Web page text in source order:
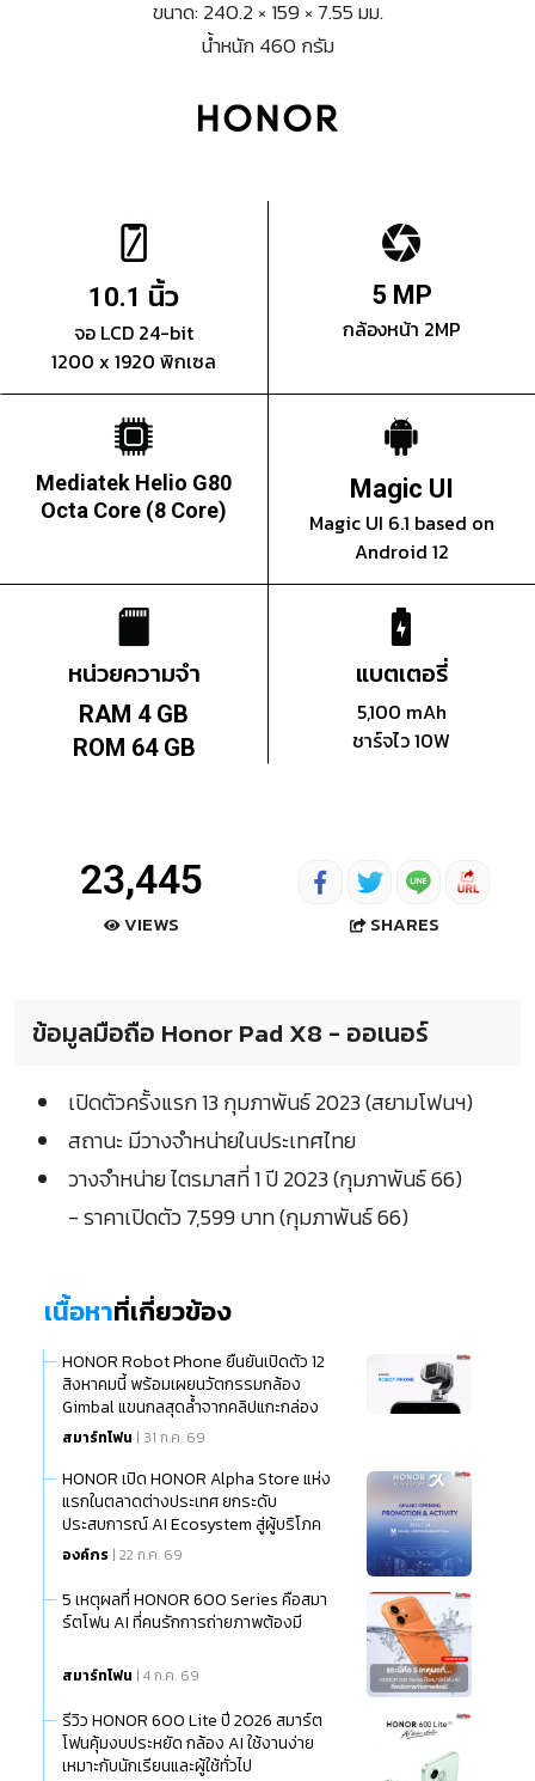
ขนาด: 240.2 × 159 × 7.55 มม.
น้ำหนัก 460 กรัม
10.1 นิ้ว
จอ LCD 24-bit
1200 x 1920 พิกเซล
5 MP
กล้องหน้า 2MP
Mediatek Helio G80
Octa Core (8 Core)
Magic UI
Magic UI 6.1 based on
Android 12
หน่วยความจำ
RAM 4 GB
ROM 64 GB
แบตเตอรี่
5,100 mAh
ชาร์จไว 10W
23,445
VIEWS SHARES
ข้อมูลมือถือ Honor Pad X8 - ออเนอร์
เปิดตัวครั้งแรก 13 กุมภาพันธ์ 2023 (สยามโฟนฯ)
สถานะ มีวางจำหน่ายในประเทศไทย
วางจำหน่าย ไตรมาสที่ 1 ปี 2023 (กุมภาพันธ์ 66)
- ราคาเปิดตัว 7,599 บาท (กุมภาพันธ์ 66)
เนื้อหาที่เกี่ยวข้อง
HONOR Robot Phone ยืนยันเปิดตัว 12
สิงหาคมนี้ พร้อมเผยนวัตกรรมกล้อง
Gimbal แขนกลสุดล้ำจากคลิปแกะกล่อง
สมาร์ทโฟน | 31 ก.ค. 69
HONOR เปิด HONOR Alpha Store แห่ง
แรกในตลาดต่างประเทศ ยกระดับ
ประสบการณ์ AI Ecosystem สู่ผู้บริโภค
ไทย
องค์กร | 22 ก.ค. 69
5 เหตุผลที่ HONOR 600 Series คือสมา
ร์ตโฟน AI ที่คนรักการถ่ายภาพต้องมี
สมาร์ทโฟน | 4 ก.ค. 69
รีวิว HONOR 600 Lite ปี 2026 สมาร์ต
โฟนคุ้มงบประหยัด กล้อง AI ใช้งานง่าย
เหมาะกับนักเรียนและผู้ใช้ทั่วไป